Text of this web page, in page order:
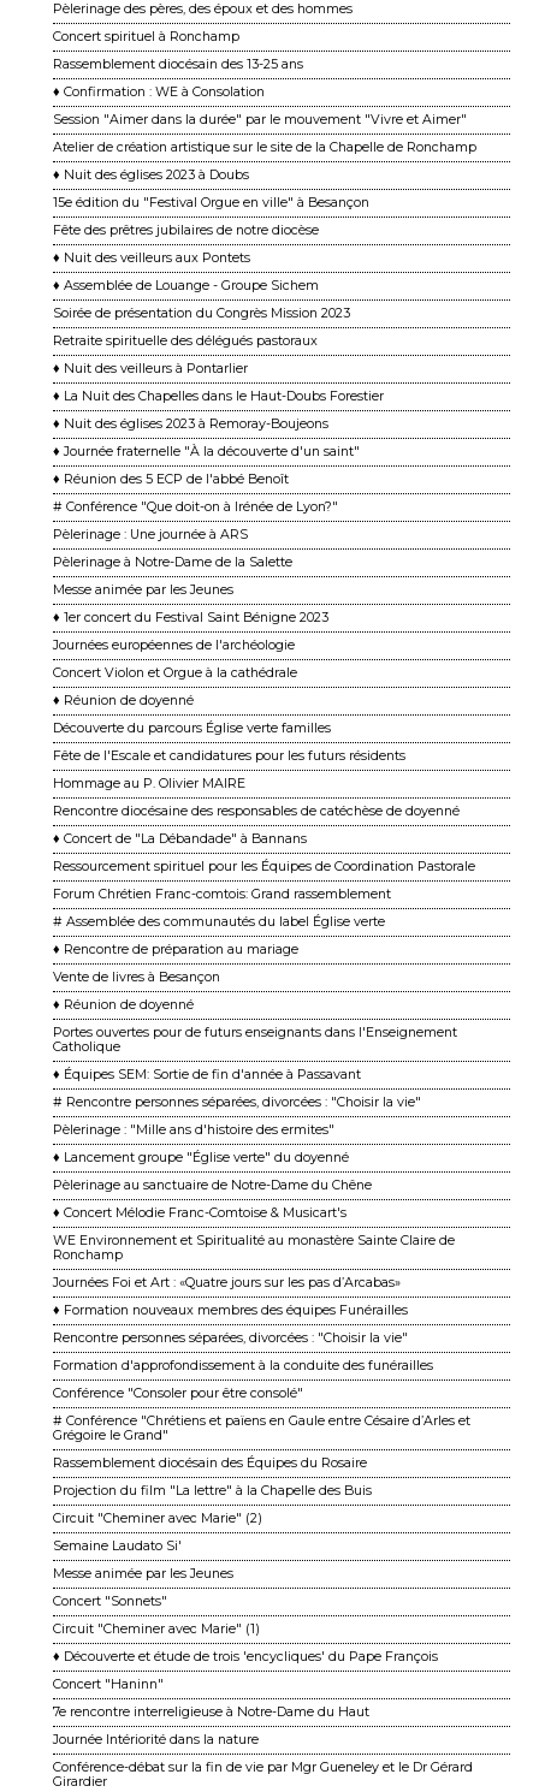
Pèlerinage des pères, des époux et des hommes
Concert spirituel à Ronchamp
Rassemblement diocésain des 13-25 ans
♦ Confirmation : WE à Consolation
Session "Aimer dans la durée" par le mouvement "Vivre et Aimer"
Atelier de création artistique sur le site de la Chapelle de Ronchamp
♦ Nuit des églises 2023 à Doubs
15e édition du "Festival Orgue en ville" à Besançon
Fête des prêtres jubilaires de notre diocèse
♦ Nuit des veilleurs aux Pontets
♦ Assemblée de Louange - Groupe Sichem
Soirée de présentation du Congrès Mission 2023
Retraite spirituelle des délégués pastoraux
♦ Nuit des veilleurs à Pontarlier
♦ La Nuit des Chapelles dans le Haut-Doubs Forestier
♦ Nuit des églises 2023 à Remoray-Boujeons
♦ Journée fraternelle "À la découverte d'un saint"
♦ Réunion des 5 ECP de l'abbé Benoît
# Conférence "Que doit-on à Irénée de Lyon?"
Pèlerinage : Une journée à ARS
Pèlerinage à Notre-Dame de la Salette
Messe animée par les Jeunes
♦ 1er concert du Festival Saint Bénigne 2023
Journées européennes de l'archéologie
Concert Violon et Orgue à la cathédrale
♦ Réunion de doyenné
Découverte du parcours Église verte familles
Fête de l'Escale et candidatures pour les futurs résidents
Hommage au P. Olivier MAIRE
Rencontre diocésaine des responsables de catéchèse de doyenné
♦ Concert de "La Débandade" à Bannans
Ressourcement spirituel pour les Équipes de Coordination Pastorale
Forum Chrétien Franc-comtois: Grand rassemblement
# Assemblée des communautés du label Église verte
♦ Rencontre de préparation au mariage
Vente de livres à Besançon
♦ Réunion de doyenné
Portes ouvertes pour de futurs enseignants dans l'Enseignement
Catholique
♦ Équipes SEM: Sortie de fin d'année à Passavant
# Rencontre personnes séparées, divorcées : "Choisir la vie"
Pèlerinage : "Mille ans d'histoire des ermites"
♦ Lancement groupe "Église verte" du doyenné
Pèlerinage au sanctuaire de Notre-Dame du Chêne
♦ Concert Mélodie Franc-Comtoise & Musicart's
WE Environnement et Spiritualité au monastère Sainte Claire de
Ronchamp
Journées Foi et Art : «Quatre jours sur les pas d’Arcabas»
♦ Formation nouveaux membres des équipes Funérailles
Rencontre personnes séparées, divorcées : "Choisir la vie"
Formation d'approfondissement à la conduite des funérailles
Conférence "Consoler pour être consolé"
# Conférence "Chrétiens et païens en Gaule entre Césaire d’Arles et
Grégoire le Grand"
Rassemblement diocésain des Équipes du Rosaire
Projection du film "La lettre" à la Chapelle des Buis
Circuit "Cheminer avec Marie" (2)
Semaine Laudato Si'
Messe animée par les Jeunes
Concert "Sonnets"
Circuit "Cheminer avec Marie" (1)
♦ Découverte et étude de trois 'encycliques' du Pape François
Concert "Haninn"
7e rencontre interreligieuse à Notre-Dame du Haut
Journée Intériorité dans la nature
Conférence-débat sur la fin de vie par Mgr Gueneley et le Dr Gérard
Girardier